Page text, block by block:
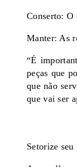
Conserto: O
Manter: As
“É
peças que
que não
que vai ser
Setorize